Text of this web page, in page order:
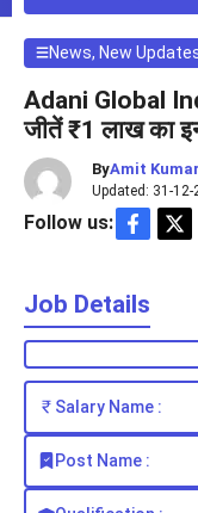
News,New
Adani Global
जीतें ₹1 लाख का
ByAmit
Updated: 31-
Follow us:
Job Details
Salary Name :
Post Name :